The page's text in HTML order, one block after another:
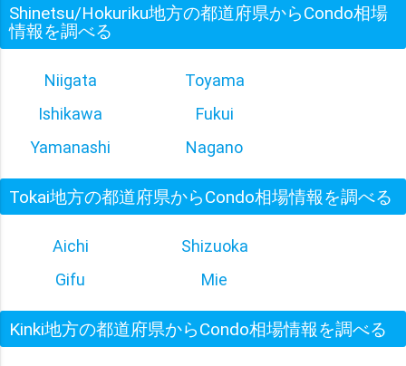
Shinetsu/Hokuriku地方の都道府県からCondo相場
情報を調べる
Niigata
Toyama
Ishikawa
Fukui
Yamanashi
Nagano
Tokai地方の都道府県からCondo相場情報を調べる
Aichi
Shizuoka
Gifu
Mie
Kinki地方の都道府県からCondo相場情報を調べる